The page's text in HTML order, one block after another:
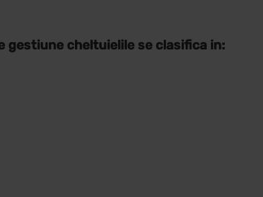
cheltuielile se clasifica in: